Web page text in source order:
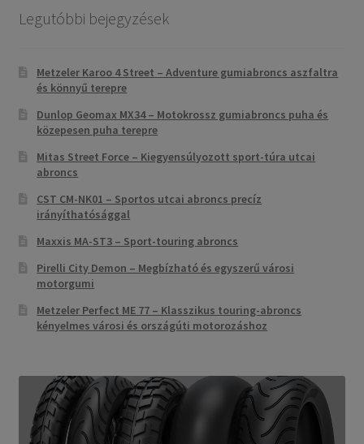
Legutóbbi bejegyzések
Metzeler Karoo 4 Street – Adventure gumiabroncs aszfaltra
és könnyű terepre
Dunlop Geomax MX34 – Motokrossz gumiabroncs puha és
közepesen puha terepre
Mitas Street Force – Kiegyensúlyozott sport-túra utcai
abroncs
CST CM-NK01 – Sportos utcai abroncs precíz
irányíthatósággal
Maxxis MA-ST3 – Sport-touring abroncs
Pirelli City Demon – Megbízható és egyszerű városi
motorgumi
Metzeler Perfect ME 77 – Klasszikus touring-abroncs
kényelmes városi és országúti motorozáshoz